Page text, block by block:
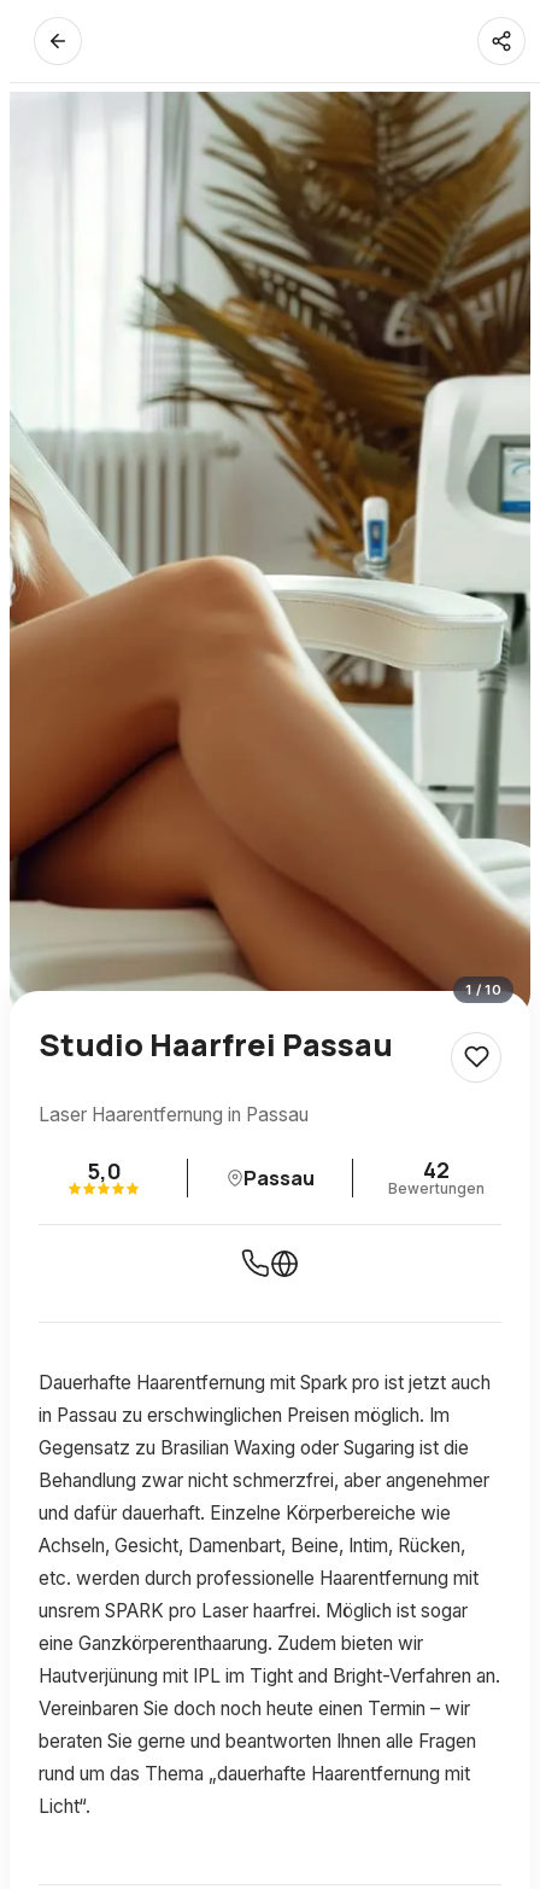
1/10
Studio Haarfrei Passau
Laser Haarentfernung in Passau
5,0 Passau 42
Bewertungen
Dauerhafte Haarentfernung mit Spark pro ist jetzt auch
in Passau zu erschwinglichen Preisen möglich. Im
Gegensatz zu Brasilian Waxing oder Sugaring ist die
Behandlung zwar nicht schmerzfrei, aber angenehmer
und dafür dauerhaft. Einzelne Körperbereiche wie
Achseln, Gesicht, Damenbart, Beine, Intim, Rücken,
etc. werden durch professionelle Haarentfernung mit
unsrem SPARK pro Laser haarfrei. Möglich ist sogar
eine Ganzkörperenthaarung. Zudem bieten wir
Hautverjünung mit IPL im Tight and Bright-Verfahren an.
Vereinbaren Sie doch noch heute einen Termin – wir
beraten Sie gerne und beantworten Ihnen alle Fragen
rund um das Thema „dauerhafte Haarentfernung mit
Licht“.